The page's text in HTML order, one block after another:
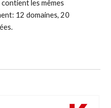
contient les mêmes
12 domaines, 20